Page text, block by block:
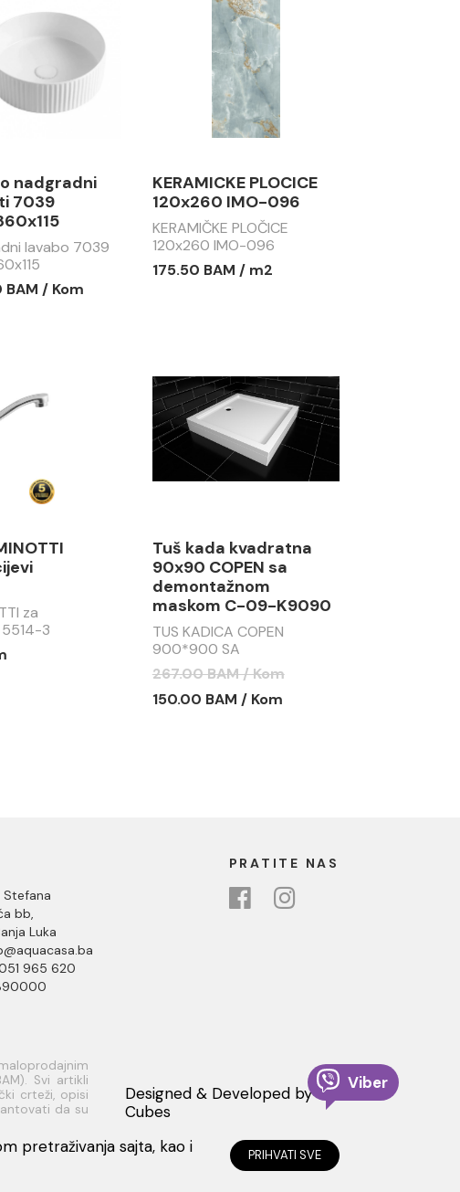
nadgradni
7039
lavabo 7039
BAM / Kom
KERAMICKE PLOCICE
120x260 IMO-096
KERAMIČKE PLOČICE
120x260 IMO-096
175.50 BAM / m2
za
3
Tuš kada kvadratna
90x90 COPEN sa
demontažnom
maskom C-09-K9090
TUS KADICA COPEN
900*900 SA
DEMONTAŽNOM MASKOM
C-09-K9090
267.00 BAM / Kom
150.00 BAM / Kom
Viber
bb,
Luka
965 620
PRATITE NAS
Svi artikli
crteži, opisi
da su
Designed & Developed by
Cubes
pretraživanja sajta, kao i
PRIHVATI SVE